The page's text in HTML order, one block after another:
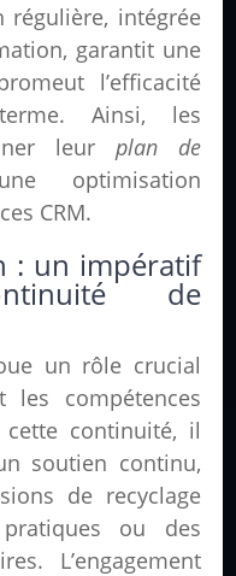
régulière, intégrée
garantit une
l’efficacité
Ainsi, les
leur plan de
optimisation
CRM.
: un impératif
de
un rôle crucial
les compétences
continuité, il
soutien continu,
de recyclage
ou des
L’engagement